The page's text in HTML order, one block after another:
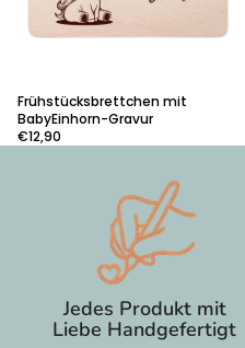
Frühstücksbrettchen mit
BabyEinhorn-Gravur
€12,90
Jedes Produkt mit
Liebe Handgefertigt